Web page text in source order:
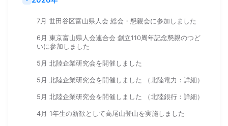
7月 世田谷区富山県人会 総会・懇親会に参加しました
6月 東京富山県人会連合会 創立110周年記念懇親のつど
いに参加しました
5月 北陸企業研究会を開催しました
5月 北陸企業研究会を開催しました （北陸電力：詳細）
5月 北陸企業研究会を開催しました （北陸銀行：詳細）
4月 1年生の新歓として高尾山登山を実施しました